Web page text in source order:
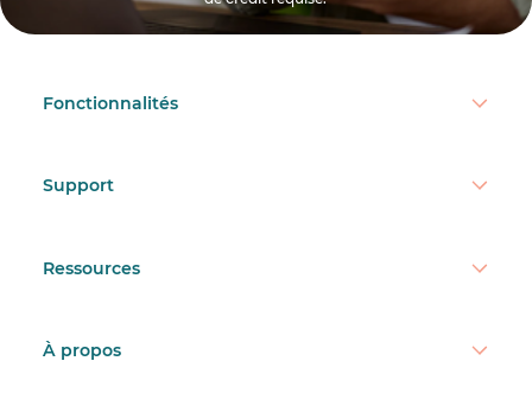
Fonctionnalités
Support
Ressources
À propos